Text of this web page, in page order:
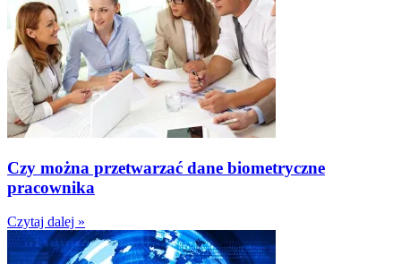
Czy można przetwarzać dane biometryczne
pracownika
Czytaj dalej »